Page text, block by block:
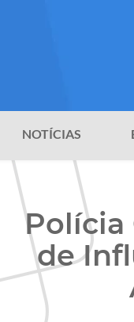
NOTÍCIAS
Polícia
de